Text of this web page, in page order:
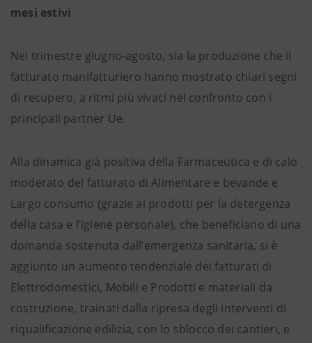
mesi estivi
Nel trimestre giugno-agosto, sia la produzione che il
fatturato manifatturiero hanno mostrato chiari segni
di recupero, a ritmi più vivaci nel confronto con i
principali partner Ue.
Alla dinamica già positiva della Farmaceutica e di calo
moderato del fatturato di Alimentare e bevande e
Largo consumo (grazie ai prodotti per la detergenza
della casa e l’igiene personale), che beneficiano di una
domanda sostenuta dall’emergenza sanitaria, si è
aggiunto un aumento tendenziale dei fatturati di
Elettrodomestici, Mobili e Prodotti e materiali da
costruzione, trainati dalla ripresa degli interventi di
riqualificazione edilizia, con lo sblocco dei cantieri, e